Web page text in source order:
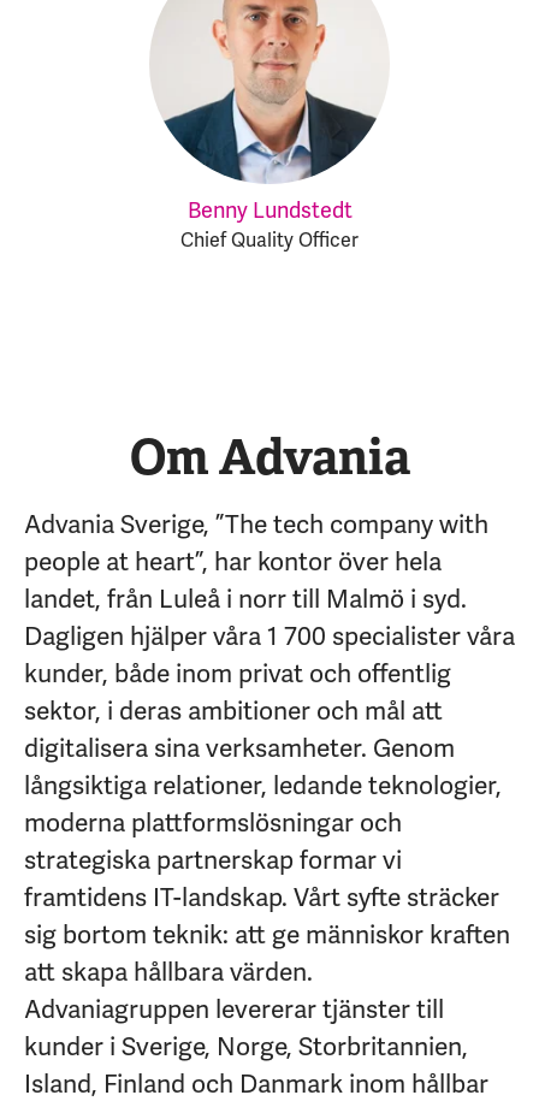
Benny Lundstedt
Chief Quality Officer
Om Advania
Advania Sverige, ”The tech company with
people at heart”, har kontor över hela
landet, från Luleå i norr till Malmö i syd.
Dagligen hjälper våra 1 700 specialister våra
kunder, både inom privat och offentlig
sektor, i deras ambitioner och mål att
digitalisera sina verksamheter. Genom
långsiktiga relationer, ledande teknologier,
moderna plattformslösningar och
strategiska partnerskap formar vi
framtidens IT-landskap. Vårt syfte sträcker
sig bortom teknik: att ge människor kraften
att skapa hållbara värden.
Advaniagruppen levererar tjänster till
kunder i Sverige, Norge, Storbritannien,
Island, Finland och Danmark inom hållbar